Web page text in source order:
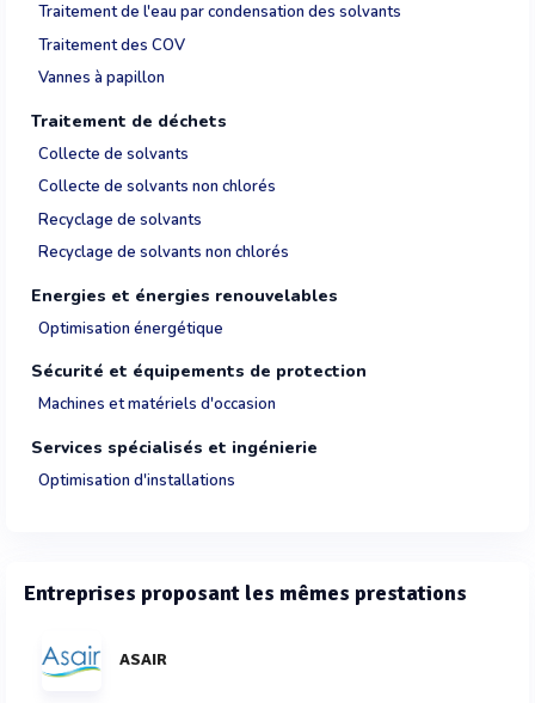
Traitement de l'eau par condensation des solvants
Traitement des COV
Vannes à papillon
Traitement de déchets
Collecte de solvants
Collecte de solvants non chlorés
Recyclage de solvants
Recyclage de solvants non chlorés
Energies et énergies renouvelables
Optimisation énergétique
Sécurité et équipements de protection
Machines et matériels d'occasion
Services spécialisés et ingénierie
Optimisation d'installations
Entreprises proposant les mêmes prestations
ASAIR